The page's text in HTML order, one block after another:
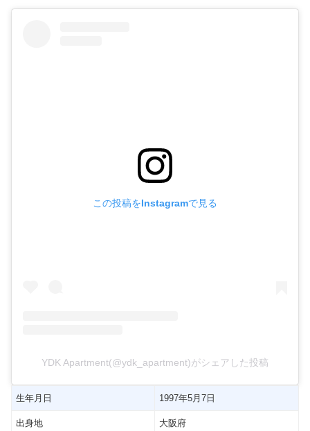
この投稿をInstagramで見る
YDK Apartment(@ydk_apartment)がシェアした投稿
生年月日 1997年5月7日
出身地 大阪府